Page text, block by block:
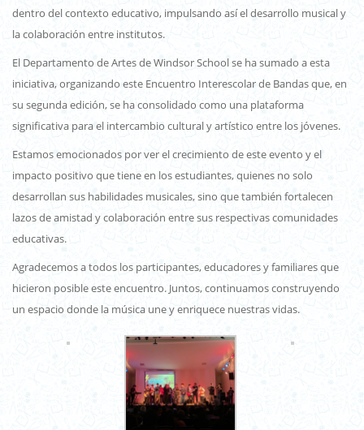
dentro del contexto educativo, impulsando así el desarrollo musical y
la colaboración entre institutos.
El Departamento de Artes de Windsor School se ha sumado a esta
iniciativa, organizando este Encuentro Interescolar de Bandas que, en
su segunda edición, se ha consolidado como una plataforma
significativa para el intercambio cultural y artístico entre los jóvenes.
Estamos emocionados por ver el crecimiento de este evento y el
impacto positivo que tiene en los estudiantes, quienes no solo
desarrollan sus habilidades musicales, sino que también fortalecen
lazos de amistad y colaboración entre sus respectivas comunidades
educativas.
Agradecemos a todos los participantes, educadores y familiares que
hicieron posible este encuentro. Juntos, continuamos construyendo
un espacio donde la música une y enriquece nuestras vidas.